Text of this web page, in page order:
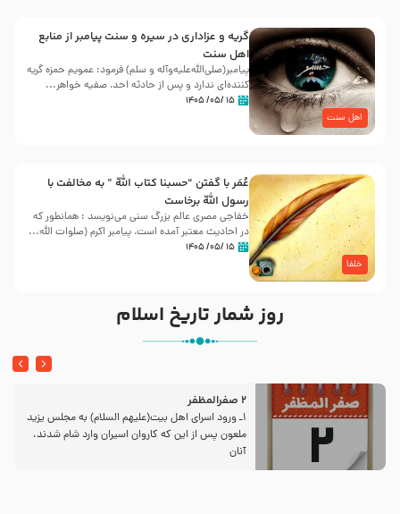
اهل سنت
گریه و عزاداری در سیره و سنت پیامبر از منابع
اهل سنت
پیامبر(صلی‌الله‌علیه‌وآله و سلم) فرمود: عمویم حمزه گریه
کننده‌ای ندارد و پس از حادثه احد، صفیه خواهر...
۱۵ /۰۵/ ۱۴۰۵
خلفا
عُمَر با گفتن “حسبنا كتاب اللّه ” به مخالفت با
رسول اللّه برخاست
خفاجی مصری عالم بزرگ سنی می‌نویسد : همانطور که
در احادیث معتبر آمده است، پیامبر اکرم (صلوات اللّه...
۱۵ /۰۵/ ۱۴۰۵
روز شمار تاریخ اسلام
2 صفرالمظفر
1ـ ورود اسراى اهل بیت‌(علیهم السلام) به مجلس یزید
ملعون پس از این كه كاروان اسیران وارد شام شدند،
آنان